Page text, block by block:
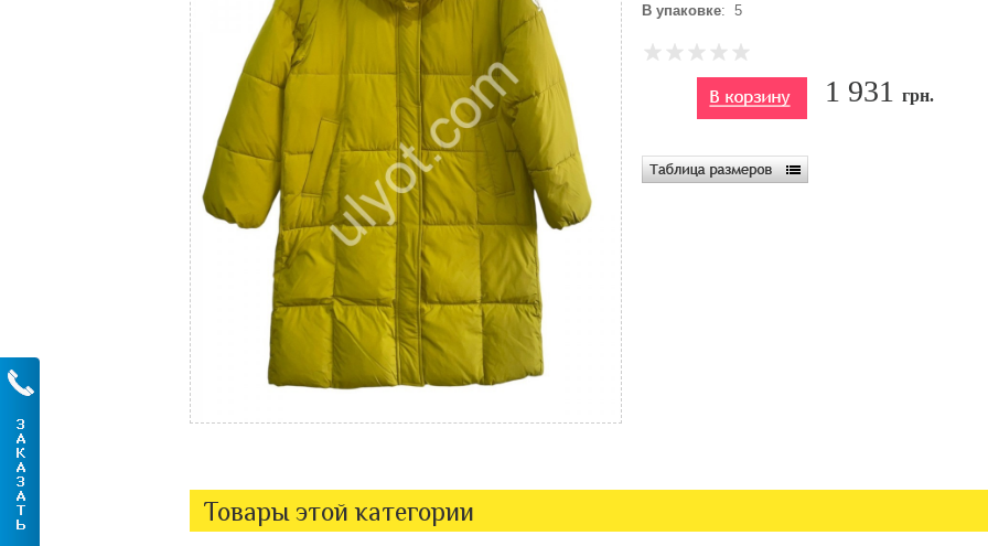
В упаковке: 5
1 931 грн.
Товары этой категории